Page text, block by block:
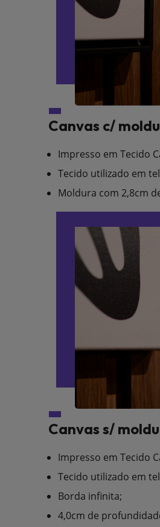
Canvas c/
Impresso em Tecido
Tecido utilizado em
Moldura com 2,8cm
Canvas s/
Impresso em Tecido
Tecido utilizado em
Borda infinita;
4,0cm de